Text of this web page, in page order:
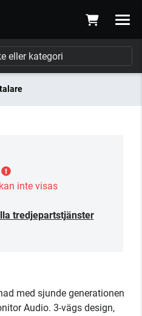
inte visas
tredjepartstjänster
med sjunde generationen
Audio. 3-vägs design,